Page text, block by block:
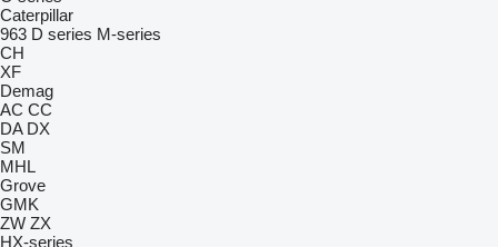
Caterpillar
963 D series M-series
CH
XF
Demag
AC CC
DA DX
SM
MHL
Grove
GMK
ZW ZX
HX-series